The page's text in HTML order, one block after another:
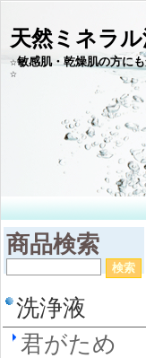
天然ミネラ
☆敏感肌・乾燥肌の方
商品検索
洗浄液
君がため